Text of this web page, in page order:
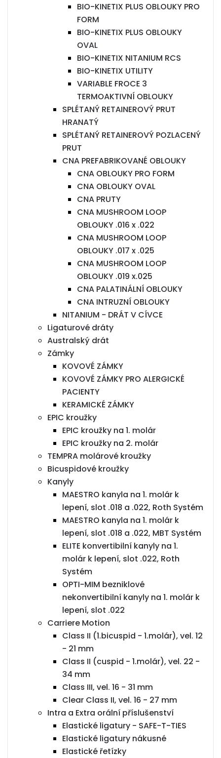
BIO-KINETIX PLUS OBLOUKY PRO
FORM
BIO-KINETIX PLUS OBLOUKY
OVAL
BIO-KINETIX NITANIUM RCS
BIO-KINETIX UTILITY
VARIABLE FROCE 3
TERMOAKTIVNÍ OBLOUKY
SPLÉTANÝ RETAINEROVÝ PRUT
HRANATÝ
SPLÉTANÝ RETAINEROVÝ POZLACENÝ
PRUT
CNA PREFABRIKOVANÉ OBLOUKY
CNA OBLOUKY PRO FORM
CNA OBLOUKY OVAL
CNA PRUTY
CNA MUSHROOM LOOP
OBLOUKY .016 x .022
CNA MUSHROOM LOOP
OBLOUKY .017 x .025
CNA MUSHROOM LOOP
OBLOUKY .019 x.025
CNA PALATINÁLNÍ OBLOUKY
CNA INTRUZNÍ OBLOUKY
NITANIUM - DRÁT V CÍVCE
Ligaturové dráty
Australský drát
Zámky
KOVOVÉ ZÁMKY
KOVOVÉ ZÁMKY PRO ALERGICKÉ
PACIENTY
KERAMICKÉ ZÁMKY
EPIC kroužky
EPIC kroužky na 1. molár
EPIC kroužky na 2. molár
TEMPRA molárové kroužky
Bicuspidové kroužky
Kanyly
MAESTRO kanyla na 1. molár k
lepení, slot .018 a .022, Roth Systém
MAESTRO kanyla na 1. molár k
lepení, slot .018 a .022, MBT Systém
ELITE konvertibilní kanyly na 1.
molár k lepení, slot .022, Roth
Systém
OPTI-MIM bezniklové
nekonvertibilní kanyly na 1. molár k
lepení, slot .022
Carriere Motion
Class II (1.bicuspid - 1.molár), vel. 12
- 21 mm
Class II (cuspid - 1.molár), vel. 22 -
34 mm
Class III, vel. 16 - 31 mm
Clear Class II, vel. 16 - 27 mm
Intra a Extra orální příslušenství
Elastické ligatury - SAFE-T-TIES
Elastické ligatury nákusné
Elastické řetízky